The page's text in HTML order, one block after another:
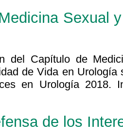
Sexual
del Capítulo de
de Vida en Urología
en Urología 2018.
de los